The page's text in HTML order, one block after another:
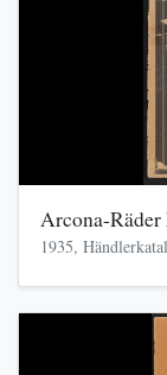
Arcona-
1935,